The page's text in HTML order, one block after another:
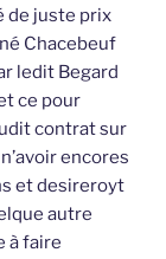
de juste prix
Chacebeuf
ledit Begard
ce pour
contrat sur
encores
et desireroyt
autre
à faire